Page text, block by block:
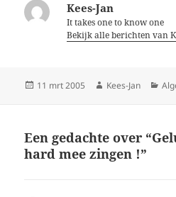
Kees-Jan
It takes one to know one
Bekijk alle berichten van
Geplaatst
11 mrt 2005 Auteur
Kees-Jan
Een gedachte over
hard mee zingen !”